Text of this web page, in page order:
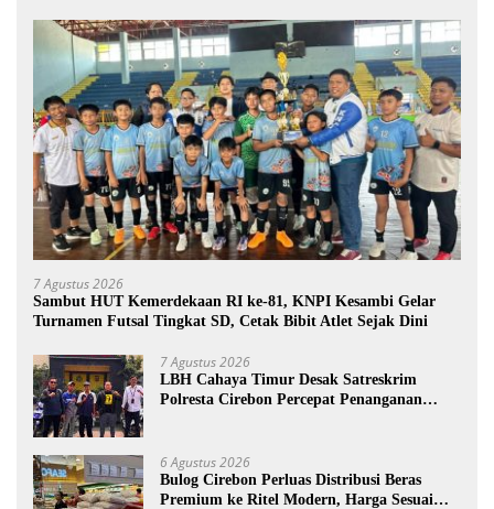
7 Agustus 2026
Sambut HUT Kemerdekaan RI ke-81, KNPI Kesambi Gelar
Turnamen Futsal Tingkat SD, Cetak Bibit Atlet Sejak Dini
7 Agustus 2026
LBH Cahaya Timur Desak Satreskrim
Polresta Cirebon Percepat Penanganan
6 Agustus 2026
Bulog Cirebon Perluas Distribusi Beras
Premium ke Ritel Modern, Harga Sesuai